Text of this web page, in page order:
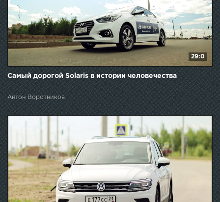
29:0
Самый дорогой Solaris в истории человечества
Антон Воротников